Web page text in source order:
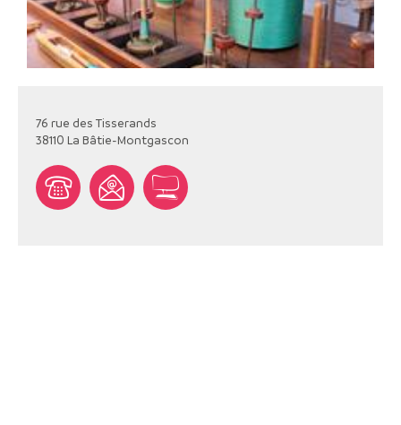
76 rue des Tisserands
38110 La Bâtie-Montgascon